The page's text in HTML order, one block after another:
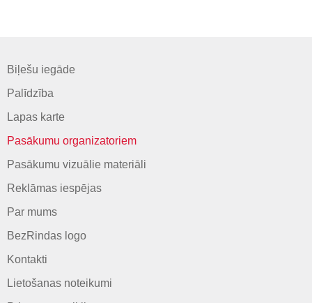
Biļešu iegāde
Palīdzība
Lapas karte
Pasākumu organizatoriem
Pasākumu vizuālie materiāli
Reklāmas iespējas
Par mums
BezRindas logo
Kontakti
Lietošanas noteikumi